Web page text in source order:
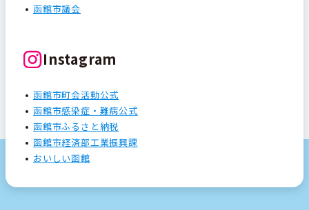
函館市議会
Instagram
函館市町会活動公式
函館市感染症・難病公式
函館市ふるさと納税
函館市経済部工業振興課
おいしい函館